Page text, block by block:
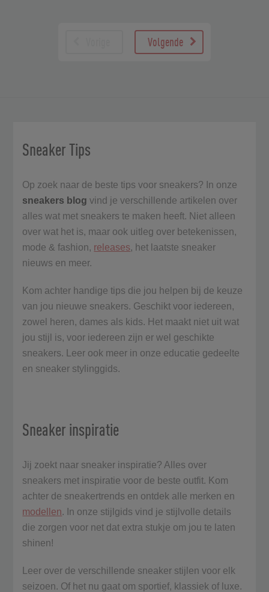
Volgende
Sneaker Tips
Op zoek naar de beste tips voor sneakers? In onze
sneakers blog vind je verschillende artikelen over
alles wat met sneakers te maken heeft. Niet alleen
over wat het is, maar ook uitleg over betekenissen,
mode & fashion, releases, het laatste sneaker
nieuws en meer.
Kom achter handige tips die jou helpen bij de keuze
van jou nieuwe sneakers. Geschikt voor iedereen,
zowel heren, dames als kids. Het maakt niet uit wat
jou stijl is, voor iedereen zijn er wel geschikte
sneakers. Leer ook meer in onze educatie gedeelte
en sneaker stylinggids.
Sneaker inspiratie
Jij zoekt naar sneaker inspiratie? Alles over
sneakers met inspiratie voor de beste outfit. Kom
achter de sneakertrends en ontdek alle merken en
modellen. In onze stijlgids vind je stijlvolle details
die zorgen voor net dat extra stukje om jou te laten
shinen!
Leer over de verschillende sneaker stijlen voor elk
seizoen. Of het nu gaat om sportief, klassiek of luxe.